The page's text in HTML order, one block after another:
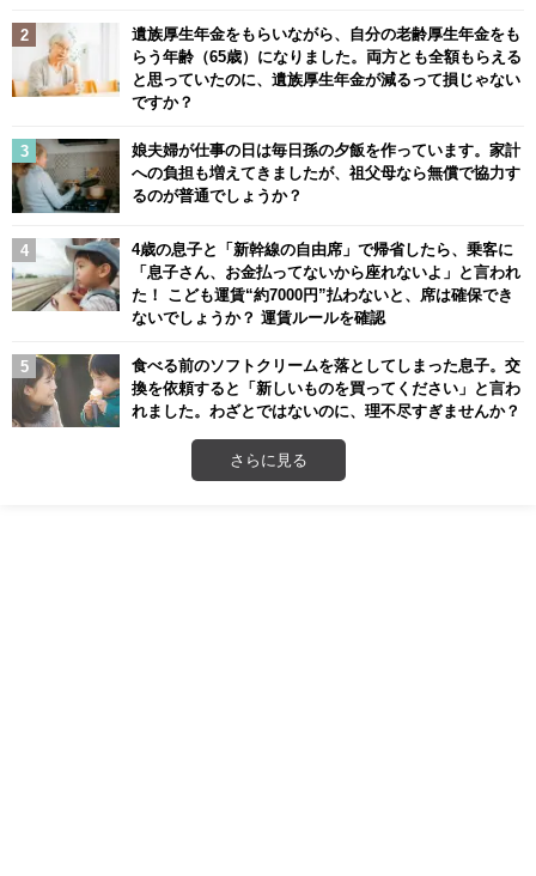
遺族厚生年金をもらいながら、自分の老齢厚生年金をも
らう年齢（65歳）になりました。両方とも全額もらえる
と思っていたのに、遺族厚生年金が減るって損じゃない
ですか？
娘夫婦が仕事の日は毎日孫の夕飯を作っています。家計
への負担も増えてきましたが、祖父母なら無償で協力す
るのが普通でしょうか？
4歳の息子と「新幹線の自由席」で帰省したら、乗客に
「息子さん、お金払ってないから座れないよ」と言われ
た！ こども運賃“約7000円”払わないと、席は確保でき
ないでしょうか？ 運賃ルールを確認
食べる前のソフトクリームを落としてしまった息子。交
換を依頼すると「新しいものを買ってください」と言わ
れました。わざとではないのに、理不尽すぎませんか？
さらに見る